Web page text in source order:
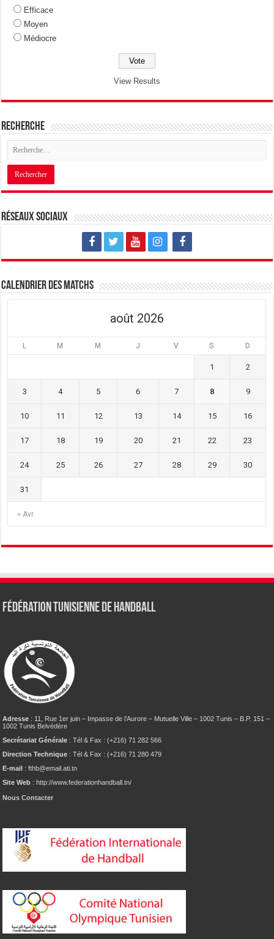
Efficace
Moyen
Médiocre
View Results
Recherche
Réseaux sociaux
Calendrier des matchs
août 2026
L M M J V S D
« Avr
1 2
3 4 5 6 7 8 9
10 11 12 13 14 15 16
17 18 19 20 21 22 23
24 25 26 27 28 29 30
31
Fédération tunisienne de Handball
Adresse : 11, Rue 1er juin – Impasse de l’Aurore – Mutuelle Ville – 1002 Tunis – B.P. 151 –
1002 Tunis Belvédère
Secrétariat Générale : Tél & Fax : (+216) 71 282 566
Direction Technique : Tél & Fax : (+216) 71 280 479
E-mail : fthb@email.ati.tn
Site Web : http://www.federationhandball.tn/
Nous Contacter